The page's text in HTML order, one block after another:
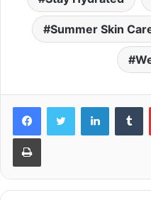
Summer Skin
LinkedIn
Print